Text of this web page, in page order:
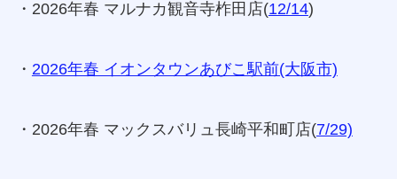
・2026年春 マルナカ観音寺柞田店(12/14)
・ 2026年春 イオンタウンあびこ駅前(大阪市)
・2026年春 マックスバリュ長崎平和町店(7/29)